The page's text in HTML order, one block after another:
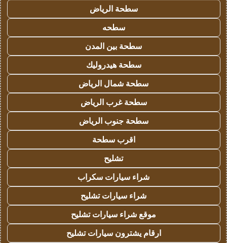
سطحة الرياض
سطحه
سطحة بين المدن
سطحة هيدروليك
سطحة شمال الرياض
سطحة غرب الرياض
سطحة جنوب الرياض
اقرب سطحة
تشليح
شراء سيارات سكراب
شراء سيارات تشليح
موقع شراء سيارات تشليح
ارقام يشترون سيارات تشليح